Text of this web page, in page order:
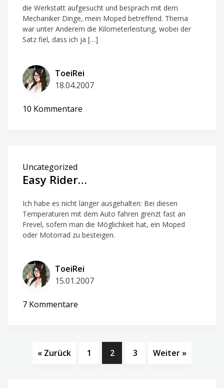
die Werkstatt aufgesucht und besprach mit dem
Mechaniker Dinge, mein Moped betreffend. Thema
war unter Anderem die Kilometerleistung, wobei der
Satz fiel, dass ich ja […]
ToeiRei
18.04.2007
10 Kommentare
report
Uncategorized
Easy Rider…
Ich habe es nicht länger ausgehalten: Bei diesen
Temperaturen mit dem Auto fahren grenzt fast an
Frevel, sofern man die Möglichkeit hat, ein Moped
oder Motorrad zu besteigen.
ToeiRei
15.01.2007
7 Kommentare
« Zurück 1 2 3 Weiter »